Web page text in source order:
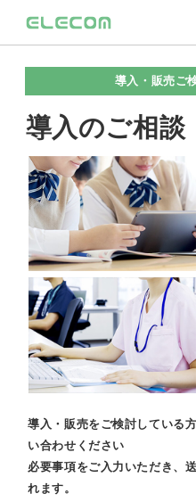
導入・販売ご
導入のご相談
導入・販売をご検討している
い合わせください
必要事項をご入力いただき、
れます。